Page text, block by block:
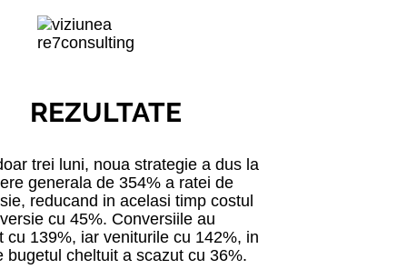
REZULTATE
trei luni, noua strategie a dus la
generala de 354% a ratei de
reducand in acelasi timp costul
cu 45%. Conversiile au
cu 139%, iar veniturile cu 142%, in
bugetul cheltuit a scazut cu 36%.